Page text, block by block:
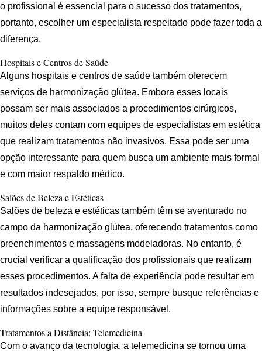
o profissional é essencial para o sucesso dos tratamentos,
portanto, escolher um especialista respeitado pode fazer toda a
diferença.
Hospitais e Centros de Saúde
Alguns hospitais e centros de saúde também oferecem
serviços de harmonização glútea. Embora esses locais
possam ser mais associados a procedimentos cirúrgicos,
muitos deles contam com equipes de especialistas em estética
que realizam tratamentos não invasivos. Essa pode ser uma
opção interessante para quem busca um ambiente mais formal
e com maior respaldo médico.
Salões de Beleza e Estéticas
Salões de beleza e estéticas também têm se aventurado no
campo da harmonização glútea, oferecendo tratamentos como
preenchimentos e massagens modeladoras. No entanto, é
crucial verificar a qualificação dos profissionais que realizam
esses procedimentos. A falta de experiência pode resultar em
resultados indesejados, por isso, sempre busque referências e
informações sobre a equipe responsável.
Tratamentos a Distância: Telemedicina
Com o avanço da tecnologia, a telemedicina se tornou uma